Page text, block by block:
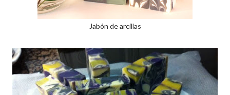
Jabón de arcillas